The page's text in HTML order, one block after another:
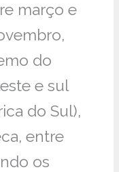
março e
do
e sul
do Sul),
entre
os